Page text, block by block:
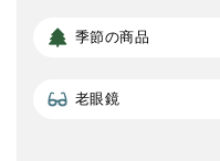
季節の商品
老眼鏡